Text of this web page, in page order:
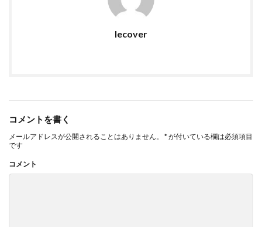
lecover
コメントを書く
メールアドレスが公開されることはありません。 *が付いている欄は必須項目
です
コメント